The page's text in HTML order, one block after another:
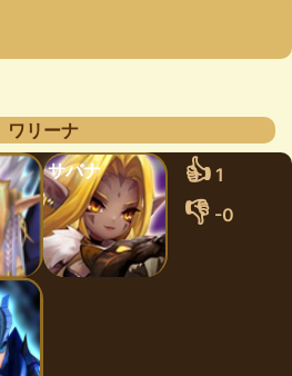
ワリーナ
サバナ 👍 1
👎 -0